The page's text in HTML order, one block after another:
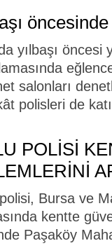
yılbaşı öncesi
salonları
polisleri de
POLİSİ
Bursa ve
kentte
Paşaköy